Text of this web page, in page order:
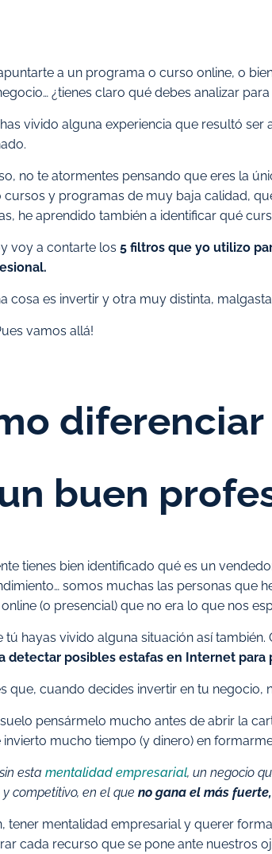
a un programa o curso online, o
¿tienes claro qué debes analizar
vivido alguna experiencia que resultó
no te atormentes pensando que eres la
y programas de muy baja calidad,
he aprendido también a identificar qué
voy a contarte los 5 filtros que yo utilizo
cosa es invertir y otra muy distinta,
vamos allá!
buen
tienes bien identificado qué es un
somos muchas las personas que
(o presencial) que no era lo que nos
tú hayas vivido alguna situación así
detectar posibles estafas en Internet para
que, cuando decides invertir en tu negocio,
pensármelo mucho antes de abrir la
mucho tiempo (y dinero) en
esta mentalidad empresarial, un negocio
competitivo, en el que no gana el más
tener mentalidad empresarial y querer
cada recurso que se pone ante nuestros